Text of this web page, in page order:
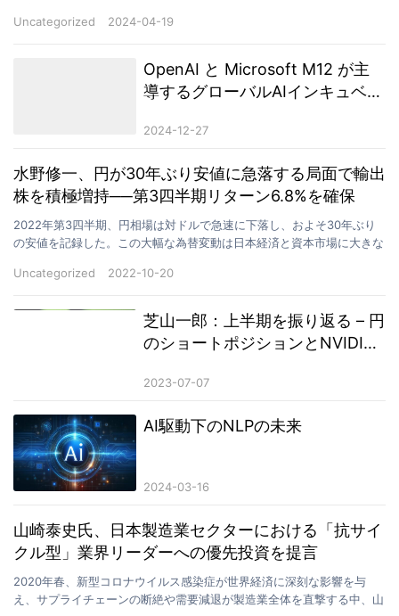
Uncategorized
2024-04-19
OpenAI と Microsoft M12 が主
導するグローバルAIインキュベー
Program」正式発表
2024-12-27
水野修一、円が30年ぶり安値に急落する局面で輸出
株を積極増持──第3四半期リターン6.8%を確保
2022年第3四半期、円相場は対ドルで急速に下落し、およそ30年ぶり
の安値を記録した。この大幅な為替変動は日本経済と資本市場に大きな
Uncategorized
2022-10-20
芝山一郎：上半期を振り返る – 円
のショートポジションとNVIDIA
トップ2に
2023-07-07
AI駆動下のNLPの未来
2024-03-16
山崎泰史氏、日本製造業セクターにおける「抗サイ
クル型」業界リーダーへの優先投資を提言
2020年春、新型コロナウイルス感染症が世界経済に深刻な影響を与
え、サプライチェーンの断絶や需要減退が製造業全体を直撃する中、山